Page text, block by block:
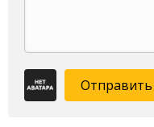
Отправить